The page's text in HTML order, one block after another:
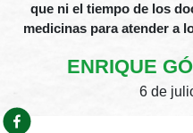
que ni el tiempo de los
medicinas para atender a
ENRIQUE
6 de